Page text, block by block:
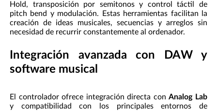
Hold, transposición por semitonos y control táctil de
pitch bend y modulación. Estas herramientas facilitan la
creación de ideas musicales, secuencias y arreglos sin
necesidad de recurrir constantemente al ordenador.
Integración avanzada con DAW y
software musical
El controlador ofrece integración directa conAnalog Lab
y compatibilidad con los principales entornos de